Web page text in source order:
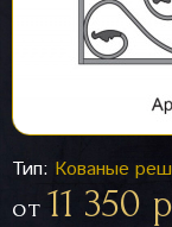
Тип: Кованые
от 11 350